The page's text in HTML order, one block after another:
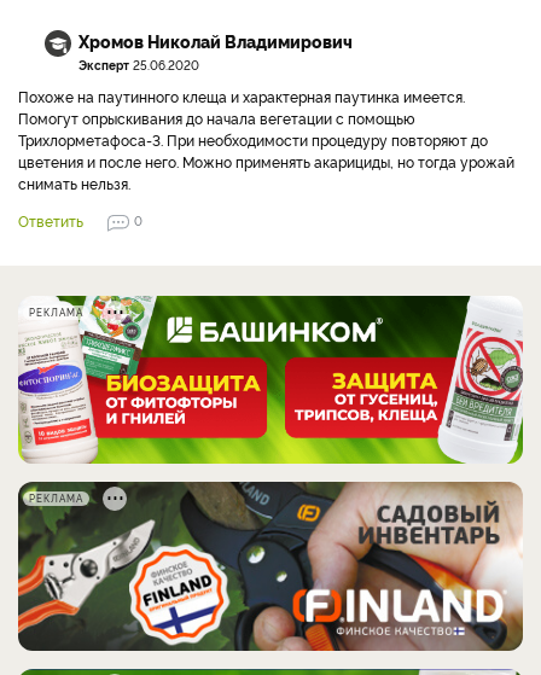
Хромов Николай Владимирович
Эксперт 25.06.2020
Похоже на паутинного клеща и характерная паутинка имеется.
Помогут опрыскивания до начала вегетации с помощью
Трихлорметафоса-3. При необходимости процедуру повторяют до
цветения и после него. Можно применять акарициды, но тогда урожай
снимать нельзя.
Ответить
0
РЕКЛАМА
РЕКЛАМА